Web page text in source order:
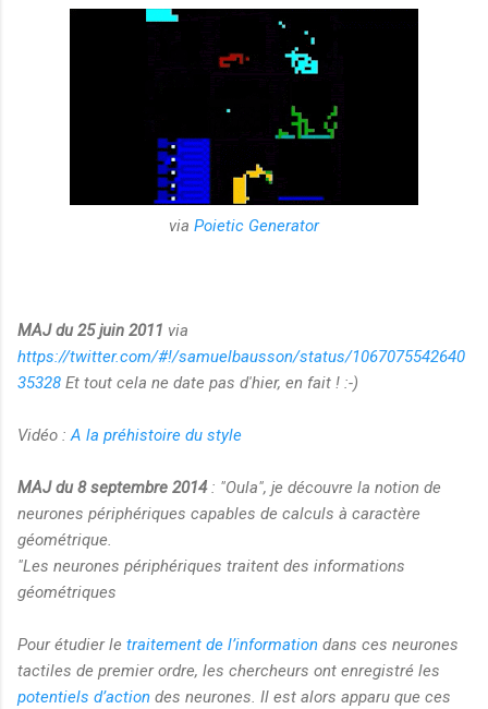
via Poietic Generator
MAJ du 25 juin 2011 via
https://twitter.com/#!/samuelbausson/status/1067075542640
35328 Et tout cela ne date pas d'hier, en fait ! :-)
Vidéo : A la préhistoire du style
MAJ du 8 septembre 2014: "Oula", je découvre la notion de
neurones périphériques capables de calculs à caractère
géométrique.
"Les neurones périphériques traitent des informations
géométriques
Pour étudier le traitement de l’information dans ces neurones
tactiles de premier ordre, les chercheurs ont enregistré les
potentiels d’action des neurones. Il est alors apparu que ces